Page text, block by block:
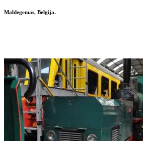
Maldegemas, Belgija.